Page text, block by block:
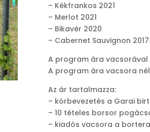
– Kékfrankos 2021
– Merlot 2021
– Bikavér 2020
– Cabernet Sauvignon 2017
A program ára vacsorával
A program ára vacsora
Az ár tartalmazza:
– körbevezetés a Garai
– 10 tételes borsor
– kiadós vacsora a